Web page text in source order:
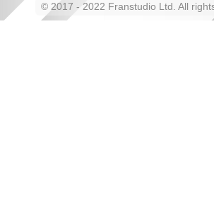
© 2017 - 2022 Franstudio Ltd. All